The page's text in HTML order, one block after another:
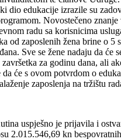
dio edukacije izrazile su
Novostečeno
radu sa korisnicima
od zaposlenih žena brine o 5
Sve se žene nadaju da će
za godinu dana, ali
da će s ovom potvrdom o
zaposlenja na tržištu
uspješno je prijavila i
2.015.546,69 kn